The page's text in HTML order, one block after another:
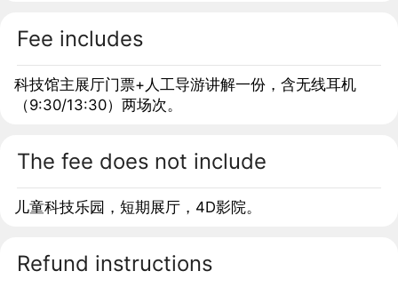
Fee includes
科技馆主展厅门票+人工导游讲解一份，含无线耳机
（9:30/13:30）两场次。
The fee does not include
儿童科技乐园，短期展厅，4D影院。
Refund instructions